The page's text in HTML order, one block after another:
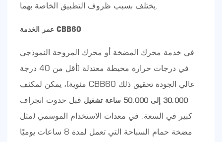
يختلف بسبب ظروف التطبيق الخاصة بهما.
عمر الخدمة CBB60
في خدمة محرك المضخة أو محرك المروحة النموذجي
في درجات حرارة محيطة معتدلة (أقل من 40 درجة
مئوية)، يمكن لمكثف CBB60 عالي الجودة تحقيق ذلك
30.000 إلى 50.000 ساعة تشغيل
قبل حدوث انجراف
كبير في السعة. في معدات الاستخدام الموسمي (مثل
مضخة حمام السباحة التي تعمل لمدة 8 ساعات يوميًا